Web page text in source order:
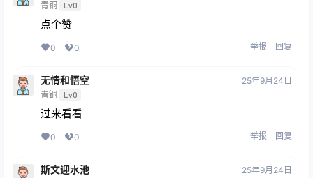
青铜 Lv0
点个赞
0 0 举报 回复
无情和悟空
青铜 Lv0
25年9月24日
过来看看
0 0 举报 回复
斯文迎水池 25年9月24日